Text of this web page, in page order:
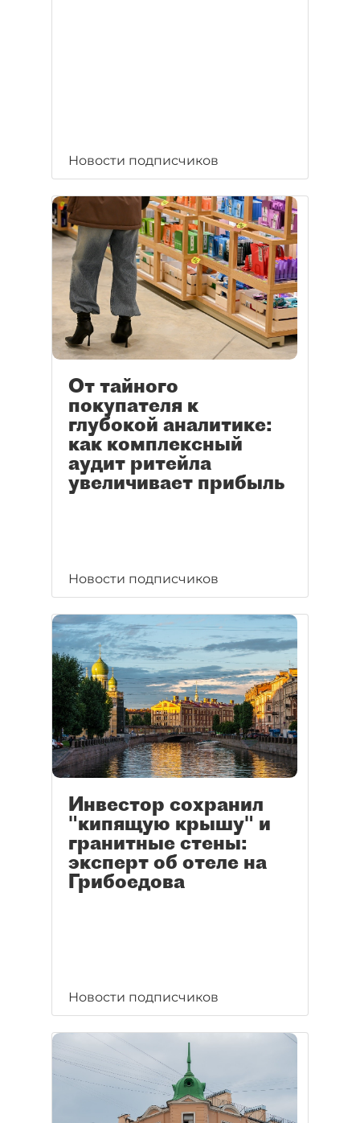
Новости подписчиков
От тайного
покупателя к
глубокой аналитике:
как комплексный
аудит ритейла
увеличивает прибыль
Новости подписчиков
Инвестор сохранил
"кипящую крышу" и
гранитные стены:
эксперт об отеле на
Грибоедова
Новости подписчиков